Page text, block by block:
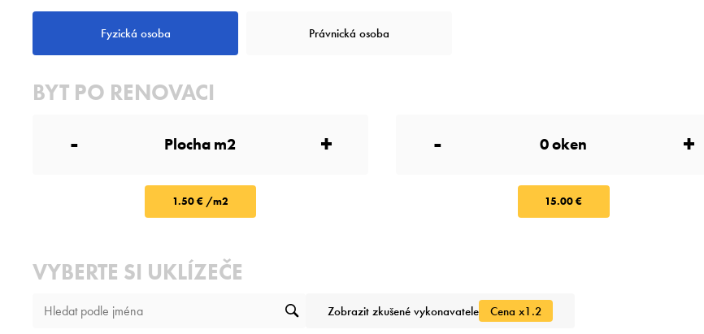
Fyzická osoba Právnická osoba
BYT PO RENOVACI
- +
1.50 € /m2
- +
15.00 €
VYBERTE SI UKLÍZEČE
Zobrazit zkušené vykonavatele Cena x1.2